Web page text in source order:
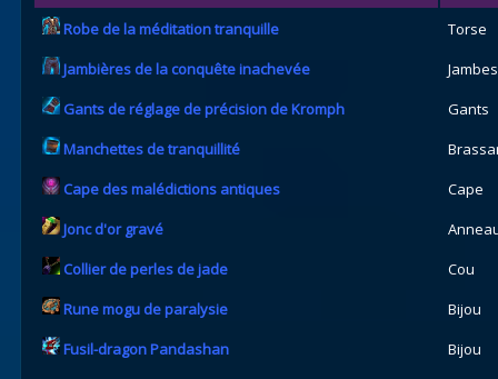
Robe de la méditation tranquille
Torse
Jambières de la conquête inachevée
Jambes
Gants de réglage de précision de Kromph
Gants
Manchettes de tranquillité
Cape des malédictions antiques
Cape
Jonc d'or gravé
Collier de perles de jade
Cou
Rune mogu de paralysie
Bijou
Fusil-dragon Pandashan
Bijou